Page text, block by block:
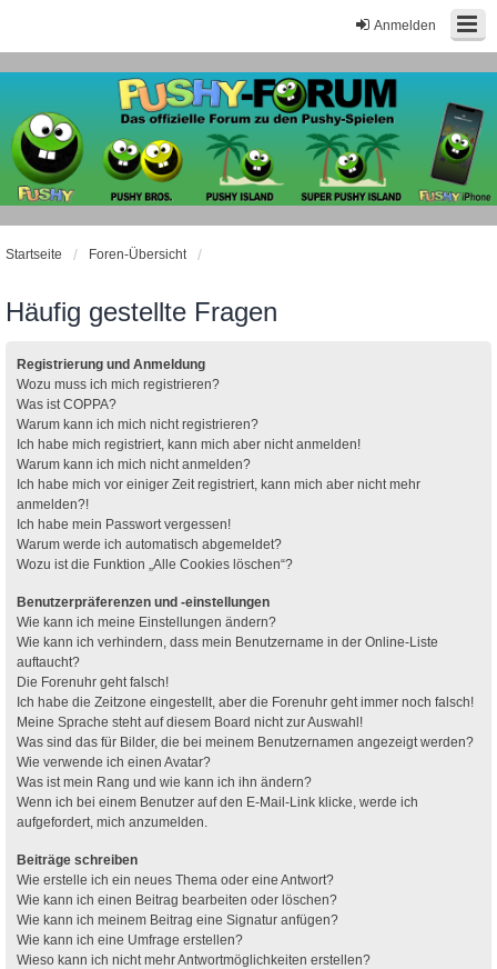
Anmelden
Startseite Foren-Übersicht
Häufig gestellte Fragen
Registrierung und Anmeldung
Wozu muss ich mich registrieren?
Was ist COPPA?
Warum kann ich mich nicht registrieren?
Ich habe mich registriert, kann mich aber nicht anmelden!
Warum kann ich mich nicht anmelden?
Ich habe mich vor einiger Zeit registriert, kann mich aber nicht mehr
anmelden?!
Ich habe mein Passwort vergessen!
Warum werde ich automatisch abgemeldet?
Wozu ist die Funktion „Alle Cookies löschen“?
Benutzerpräferenzen und -einstellungen
Wie kann ich meine Einstellungen ändern?
Wie kann ich verhindern, dass mein Benutzername in der Online-Liste
auftaucht?
Die Forenuhr geht falsch!
Ich habe die Zeitzone eingestellt, aber die Forenuhr geht immer noch falsch!
Meine Sprache steht auf diesem Board nicht zur Auswahl!
Was sind das für Bilder, die bei meinem Benutzernamen angezeigt werden?
Wie verwende ich einen Avatar?
Was ist mein Rang und wie kann ich ihn ändern?
Wenn ich bei einem Benutzer auf den E-Mail-Link klicke, werde ich
aufgefordert, mich anzumelden.
Beiträge schreiben
Wie erstelle ich ein neues Thema oder eine Antwort?
Wie kann ich einen Beitrag bearbeiten oder löschen?
Wie kann ich meinem Beitrag eine Signatur anfügen?
Wie kann ich eine Umfrage erstellen?
Wieso kann ich nicht mehr Antwortmöglichkeiten erstellen?